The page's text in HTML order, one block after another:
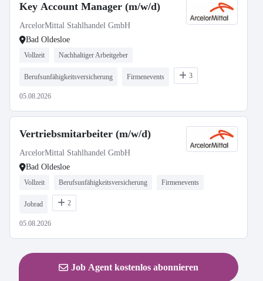
Key Account Manager (m/w/d)
ArcelorMittal Stahlhandel GmbH
Bad Oldesloe
Vollzeit Nachhaltiger Arbeitgeber
Berufsunfähigkeitsversicherung Firmenevents 3
05.08.2026
Vertriebsmitarbeiter (m/w/d)
ArcelorMittal Stahlhandel GmbH
Bad Oldesloe
Vollzeit Berufsunfähigkeitsversicherung Firmenevents
Jobrad 2
05.08.2026
Job Agent kostenlos abonnieren